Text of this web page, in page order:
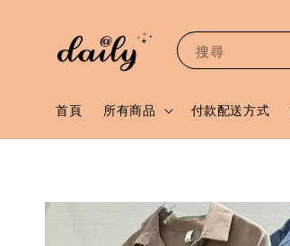
搜尋
首頁 所有商品 付款配送方式